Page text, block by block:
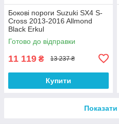
Бокові пороги Suzuki SX4 S-
Cross 2013-2016 Allmond
Black Erkul
Готово до відправки
11 119 ₴ 13 237 ₴
Купити